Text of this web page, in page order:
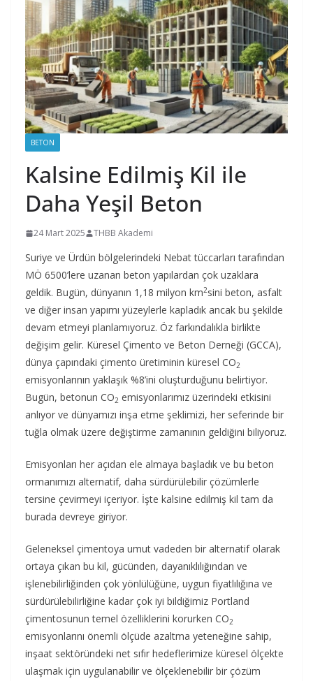
BETON
Kalsine Edilmiş Kil ile
Daha Yeşil Beton
24 Mart 2025 THBB Akademi
Suriye ve Ürdün bölgelerindeki Nebat tüccarları tarafından
MÖ 6500’lere uzanan beton yapılardan çok uzaklara
geldik. Bugün, dünyanın 1,18 milyon km2sini beton, asfalt
ve diğer insan yapımı yüzeylerle kapladık ancak bu şekilde
devam etmeyi planlamıyoruz. Öz farkındalıkla birlikte
değişim gelir. Küresel Çimento ve Beton Derneği (GCCA),
dünya çapındaki çimento üretiminin küresel CO2
emisyonlarının yaklaşık %8’ini oluşturduğunu belirtiyor.
Bugün, betonun CO2 emisyonlarımız üzerindeki etkisini
anlıyor ve dünyamızı inşa etme şeklimizi, her seferinde bir
tuğla olmak üzere değiştirme zamanının geldiğini biliyoruz.
Emisyonları her açıdan ele almaya başladık ve bu beton
ormanımızı alternatif, daha sürdürülebilir çözümlerle
tersine çevirmeyi içeriyor. İşte kalsine edilmiş kil tam da
burada devreye giriyor.
Geleneksel çimentoya umut vadeden bir alternatif olarak
ortaya çıkan bu kil, gücünden, dayanıklılığından ve
işlenebilirliğinden çok yönlülüğüne, uygun fiyatlılığına ve
sürdürülebilirliğine kadar çok iyi bildiğimiz Portland
çimentosunun temel özelliklerini korurken CO2
emisyonlarını önemli ölçüde azaltma yeteneğine sahip,
inşaat sektöründeki net sıfır hedeflerimize küresel ölçekte
ulaşmak için uygulanabilir ve ölçeklenebilir bir çözüm